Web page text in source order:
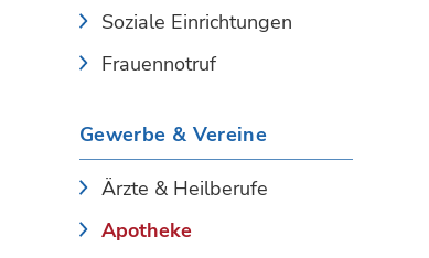
Soziale Einrichtungen
Frauennotruf
Gewerbe & Vereine
Ärzte & Heilberufe
Apotheke